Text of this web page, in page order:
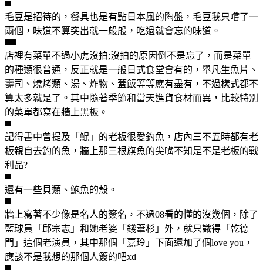
毛豆是招待的，餐具也是有點日本風的陶盤，毛豆我只嚐了一
兩個，味道不算突出就一般般，吃過就會忘的味道。
店裡有菜單不過小虎沒拍;沒拍的原因倒不是忘了，而是菜單
的種類很普通，反正就是一般日式食堂會有的，舉凡生魚片、
壽司、燒烤類、湯、炸物、蓋飯等等應有盡有，不過樣式都不
算太多就是了。其中隨著季節和當天進貨食材而異，比較特別
的菜單都寫在牆上黑板。
記得書中曾提及「鯤」的老板很愛釣魚，店內三不五時都有老
板親自去釣的魚，牆上那三根旗魚的尖嘴不知是不是老板的戰
利品?
還有一些貝類、鮑魚的殼。
牆上寫著不少像是名人的簽名，不過08看的懂的沒幾個，除了
藍球員「邱宗志」和她老婆「錢葦杉」外，就只識得「乾德
門」這個老演員，其中那個「嘉玲」下面還加了個love you，
應該不是我想的那個人簽的吧xd